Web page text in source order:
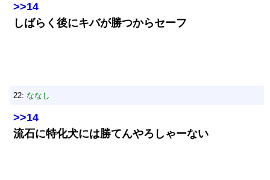
>>14
しばらく後にキバが勝つからセーフ
22: ななし
>>14
流石に特化犬には勝てんやろしゃーない